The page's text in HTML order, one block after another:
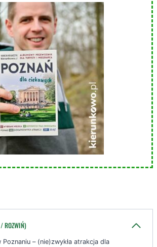
ROZWIŃ)
Poznaniu – (nie)zwykła atrakcja dla